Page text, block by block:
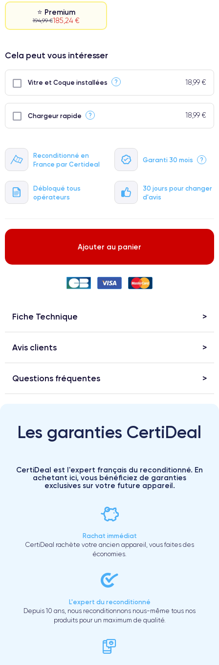
Reconditionné en
France par Certideal
Garanti 30 mois ?
Débloqué tous
opérateurs
30 jours pour changer
d'avis
⭐ Premium
194,99 €185,24 €
⭐ Premium
● Batterie : usage intensif.
Cela peut vous intéresser
Vitre et Coque installées ? 18,99 €
Chargeur rapide ? 18,99 €
Ajouter au panier
Fiche Technique
Avis clients
Questions fréquentes
Les garanties CertiDeal
CertiDeal est l'expert français du reconditionné. En
achetant ici, vous bénéficiez de garanties
exclusives sur votre future appareil.
Rachat immédiat
CertiDeal rachète votre ancien appareil, vous faites des
économies.
L'expert du reconditionné
Depuis 10 ans, nous reconditionnons nous-même tous nos
produits pour un maximum de qualité.